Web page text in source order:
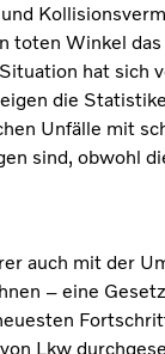
toten Winkel
hat sich
die
Unfälle mit
sind, obwohl
auch mit der
– eine
Lkw